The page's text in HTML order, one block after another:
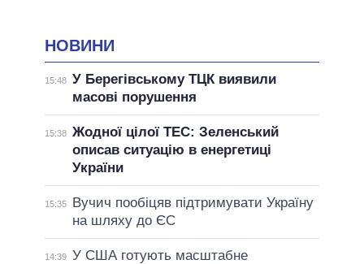
НОВИНИ
15:48 У Берегівському ТЦК виявили
масові порушення
15:38 Жодної цілої ТЕС: Зеленський
описав ситуацію в енергетиці
України
15:35
Вучич пообіцяв підтримувати Україну
на шляху до ЄС
14:39 У США готують масштабне